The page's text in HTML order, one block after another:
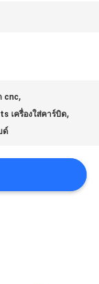
cnc,
เครื่องใส่คาร์บิด,
ด์